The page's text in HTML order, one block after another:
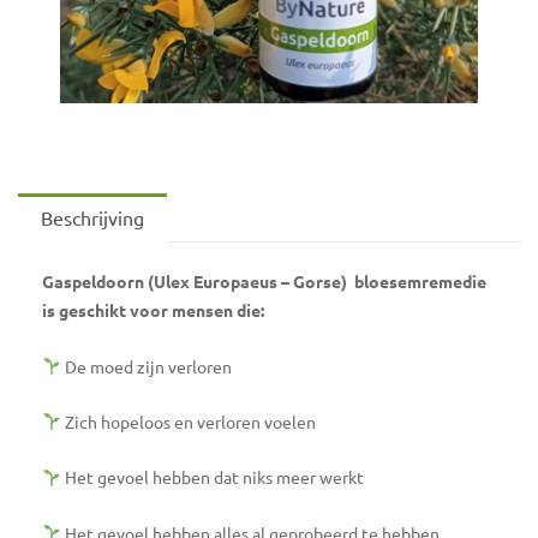
Beschrijving
Gaspeldoorn (Ulex Europaeus – Gorse) bloesemremedie
is geschikt voor mensen die:
De moed zijn verloren
Zich hopeloos en verloren voelen
Het gevoel hebben dat niks meer werkt
Het gevoel hebben alles al geprobeerd te hebben